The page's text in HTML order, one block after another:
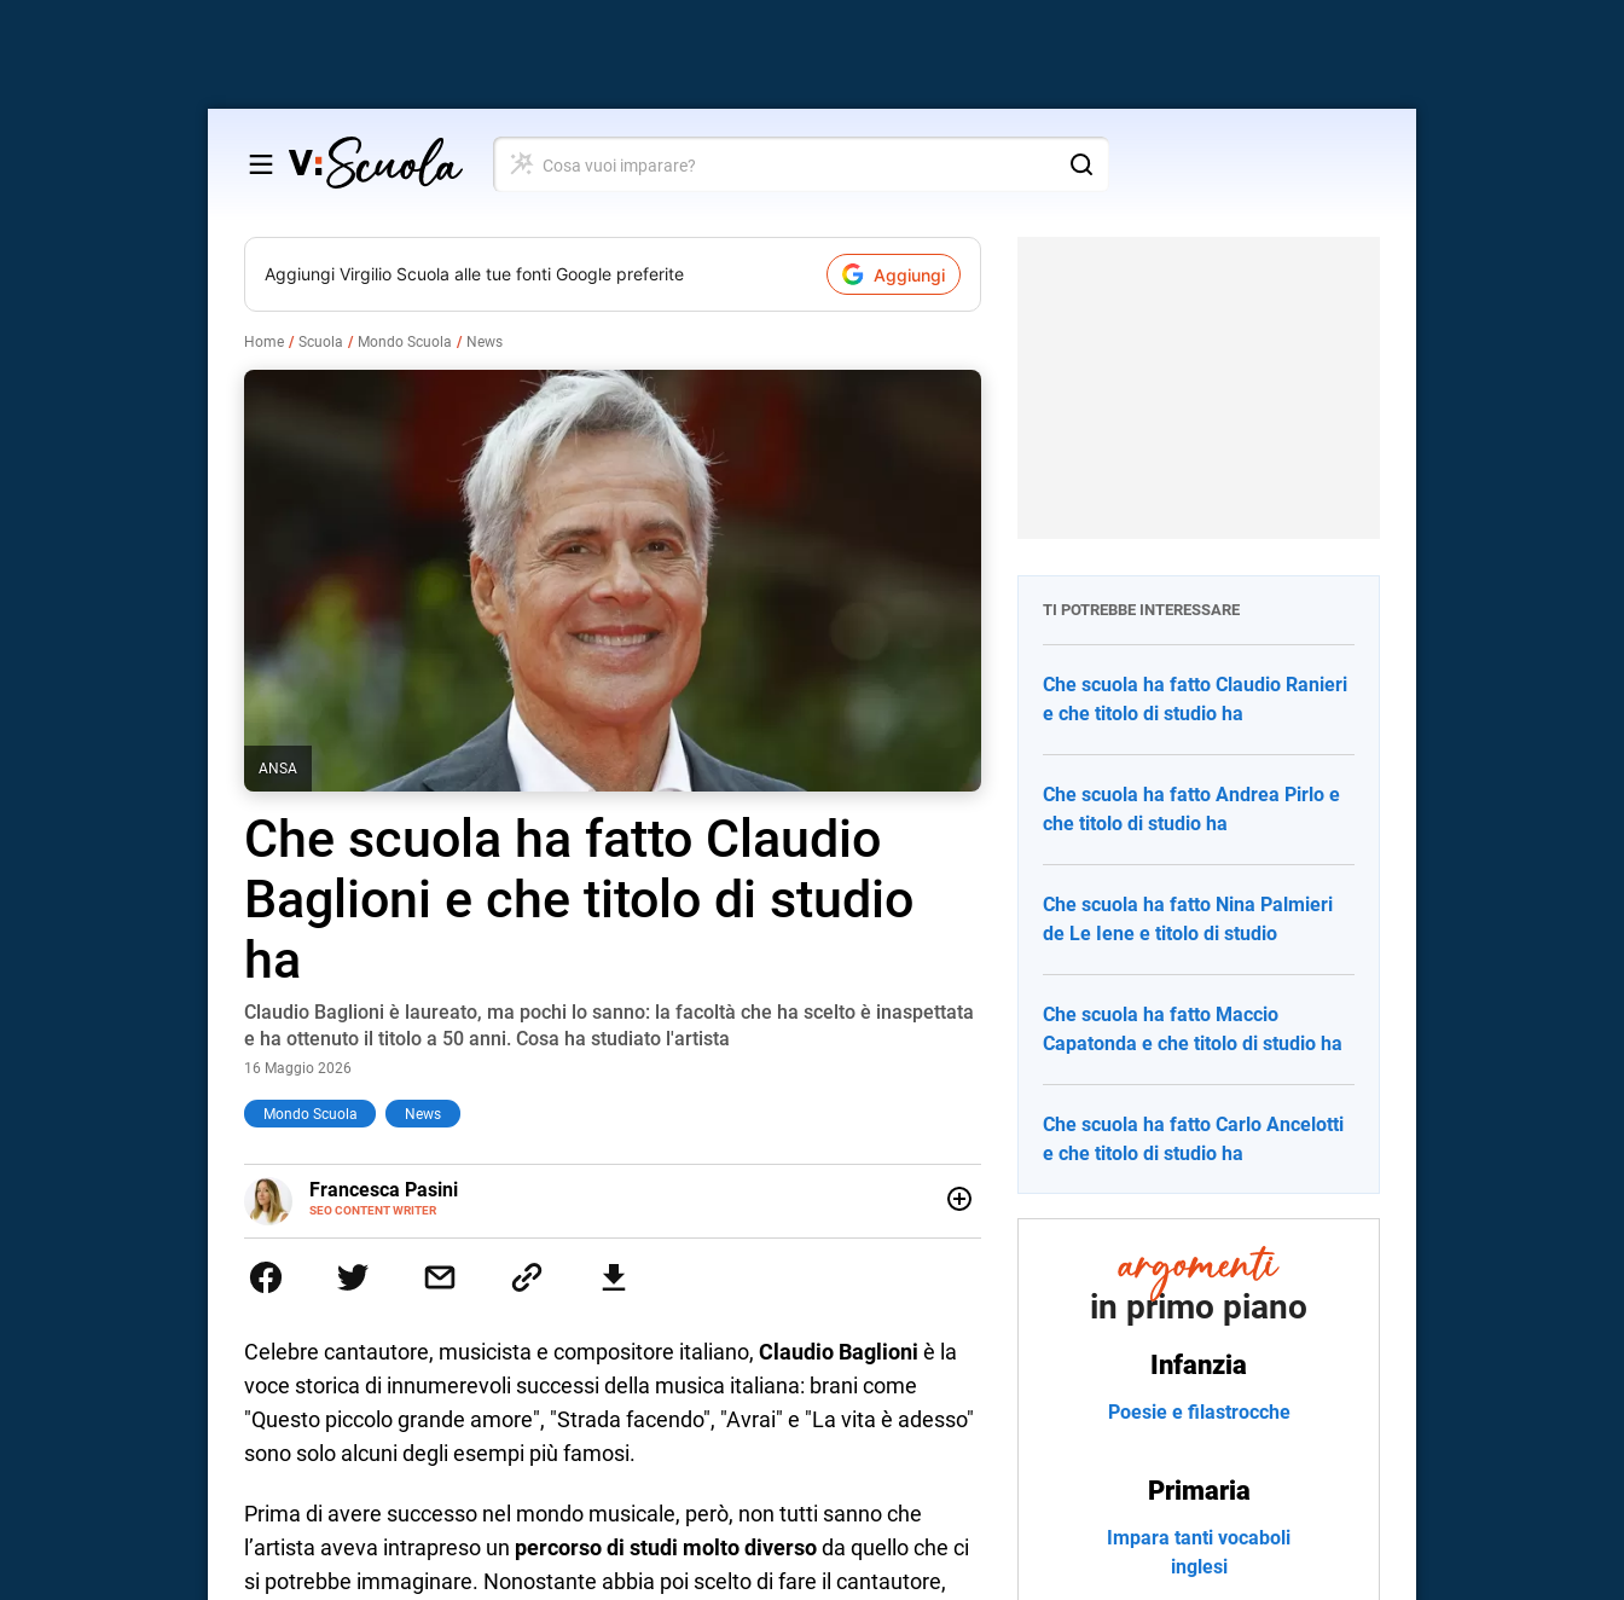
Salta
contenuto
Cosa
vuoi
Aggiungi Virgilio Scuola alle tue fonti Google preferite Aggiungi
Home Scuola Mondo Scuola News
ANSA
Che scuola ha fatto Claudio
Baglioni e che titolo di studio
ha
Claudio Baglioni è laureato, ma pochi lo sanno: la facoltà che ha scelto è inaspettata
e ha ottenuto il titolo a 50 anni. Cosa ha studiato l'artista
16 Maggio 2026
Mondo Scuola News
Francesca Pasini
SEO CONTENT WRITER
E-
MAIL
parlano di luoghi, viaggi unici, cultura e lifestyle, che trasformo in parole scritte per lavoro e
per passione.
Celebre cantautore, musicista e compositore italiano, Claudio Baglioni è la
voce storica di innumerevoli successi della musica italiana: brani come
"Questo piccolo grande amore", "Strada facendo", "Avrai" e "La vita è adesso"
sono solo alcuni degli esempi più famosi.
Prima di avere successo nel mondo musicale, però, non tutti sanno che
l’artista aveva intrapreso un percorso di studi molto diversoda quello che ci
si potrebbe immaginare. Nonostante abbia poi scelto di fare il cantautore,
TI POTREBBE INTERESSARE
Che scuola ha fatto Claudio Ranieri
e che titolo di studio ha
Che scuola ha fatto Andrea Pirlo e
che titolo di studio ha
Che scuola ha fatto Nina Palmieri
de Le Iene e titolo di studio
Che scuola ha fatto Maccio
Capatonda e che titolo di studio ha
Che scuola ha fatto Carlo Ancelotti
e che titolo di studio ha
in primo piano
Infanzia
Poesie e filastrocche
Primaria
Impara tanti vocaboli
inglesi